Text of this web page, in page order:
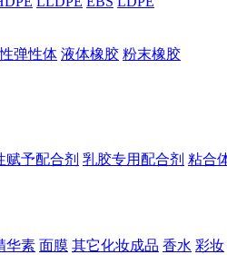
弹性体 液体橡胶 粉末橡胶
赋予配合剂 乳胶专用配合剂 粘合
华素 面膜 其它化妆成品 香水 彩妆